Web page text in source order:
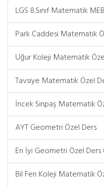
LGS 8.Sınıf Matematik
Park Caddesi Matematik
Uğur Koleji Matematik
Tavsiye Matematik Özel
İncek Sinpaş Matematik
AYT Geometri Özel Ders
En İyi Geometri Özel
Bil Fen Koleji Matematik